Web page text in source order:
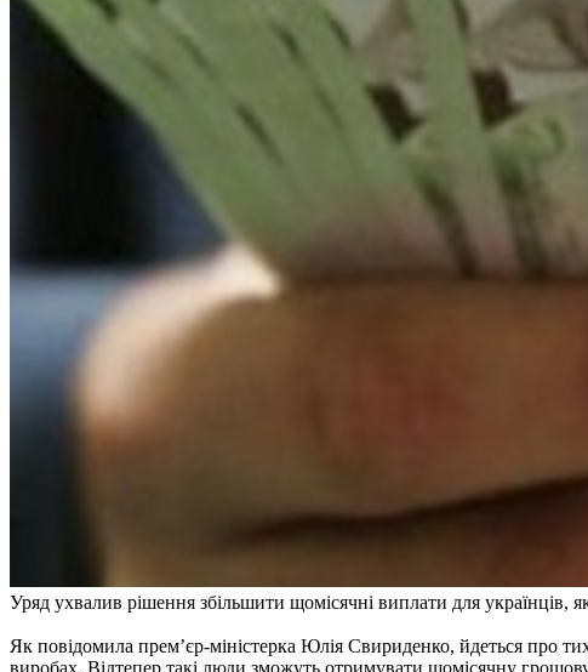
Уряд ухвалив рішення збільшити щомісячні виплати для українців,
Як повідомила прем’єр-міністерка Юлія Свириденко, йдеться про
виробах. Відтепер такі люди зможуть отримувати щомісячну